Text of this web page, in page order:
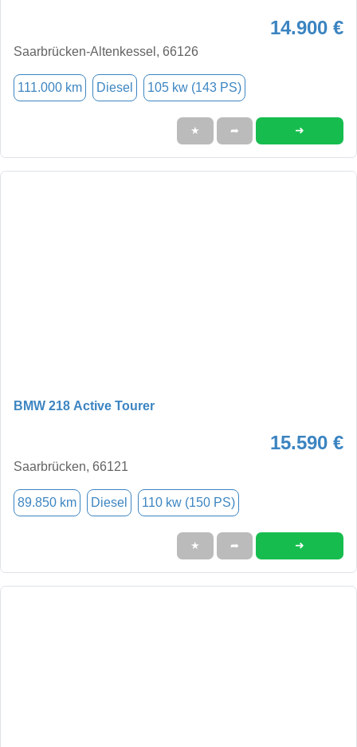
14.900 €
Saarbrücken-Altenkessel, 66126
111.000 km Diesel 105 kw (143 PS)
★ ➦ ➜
BMW 218 Active Tourer
15.590 €
Saarbrücken, 66121
89.850 km Diesel 110 kw (150 PS)
★ ➦ ➜